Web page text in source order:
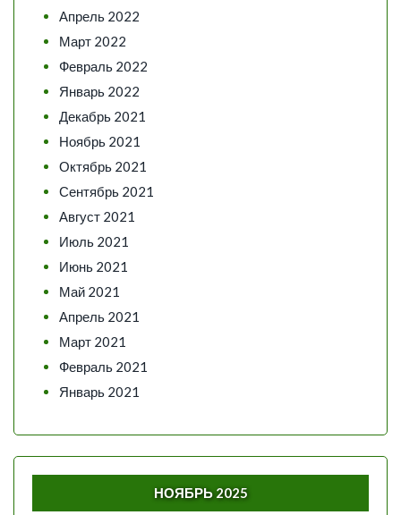
Апрель 2022
Март 2022
Февраль 2022
Январь 2022
Декабрь 2021
Ноябрь 2021
Октябрь 2021
Сентябрь 2021
Август 2021
Июль 2021
Июнь 2021
Май 2021
Апрель 2021
Март 2021
Февраль 2021
Январь 2021
НОЯБРЬ 2025